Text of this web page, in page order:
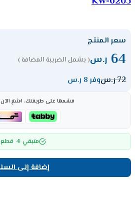
سعر المنتج
64 ر.س( يشمل الضريبة المضافة )
72ر.سوفر 8 ر.س
قسّمها على طريقتك، اشترِ الآن
متبقي 4 قطع
إضافة إلى